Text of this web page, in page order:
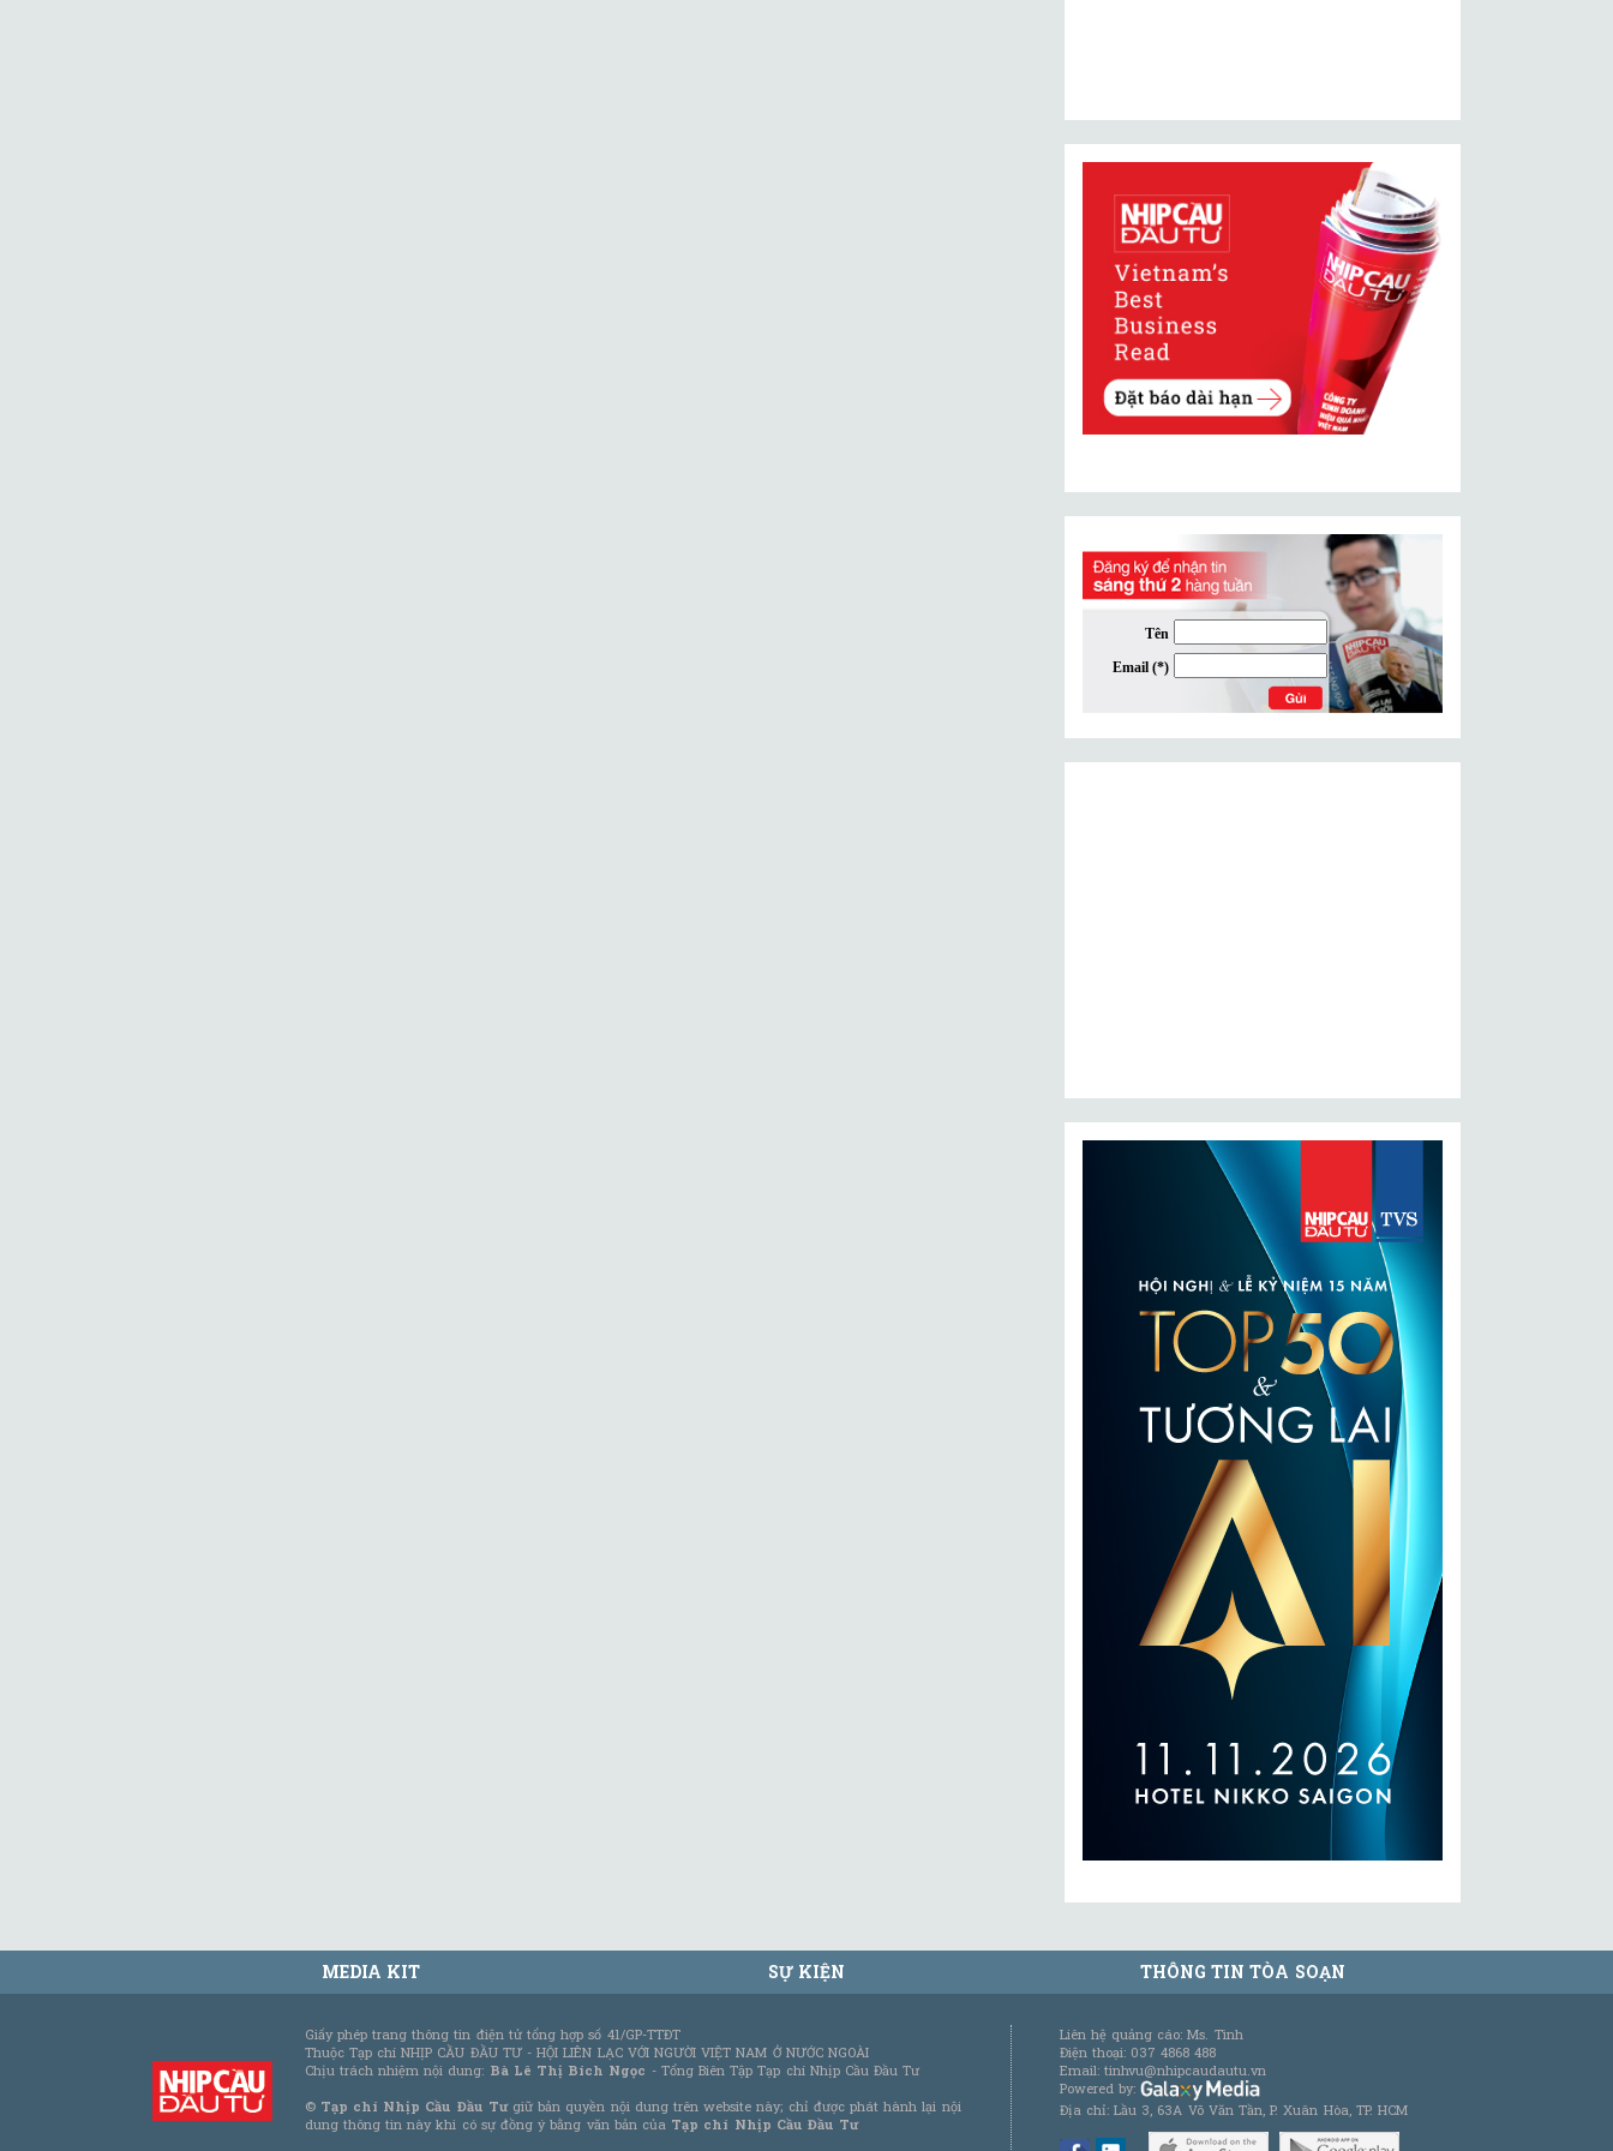
MEDIA KIT SỰ KIỆN THÔNG TIN TÒA SOẠN
Giấy phép trang thông tin điện tử tổng hợp số 41/GP-TTĐT
Thuộc Tạp chí NHỊP CẦU ĐẦU TƯ - HỘI LIÊN LẠC VỚI NGƯỜI VIỆT NAM Ở NƯỚC NGOÀI
Chịu trách nhiệm nội dung: Bà Lê Thị Bích Ngọc - Tổng Biên Tập Tạp chí Nhịp Cầu Đầu Tư
© Tạp chí Nhịp Cầu Đầu Tưgiữ bản quyền nội dung trên website này; chỉ được phát hành lại nội
dung thông tin này khi có sự đồng ý bằng văn bản của Tạp chí Nhịp Cầu Đầu Tư
Liên hệ quảng cáo: Ms. Tình
Điện thoại: 037 4868 488
Email: tinhvu@nhipcaudautu.vn
Powered by:
Địa chỉ: Lầu 3, 63A Võ Văn Tần, P. Xuân Hòa, TP. HCM